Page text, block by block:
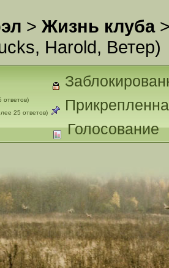
> Жизнь клуба
, Harold, Ветер)
ответов)
25 ответов)
Голосование